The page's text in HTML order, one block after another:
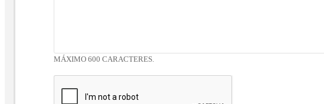
MÁXIMO 600 CARACTERES.